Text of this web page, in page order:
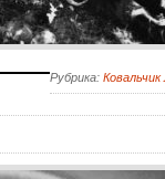
Рубрика: